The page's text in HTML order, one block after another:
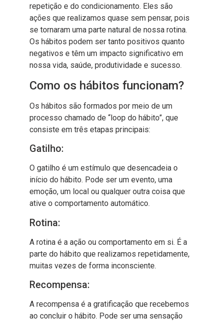
repetição e do condicionamento. Eles são
ações que realizamos quase sem pensar, pois
se tornaram uma parte natural de nossa rotina.
Os hábitos podem ser tanto positivos quanto
negativos e têm um impacto significativo em
nossa vida, saúde, produtividade e sucesso.
Como os hábitos funcionam?
Os hábitos são formados por meio de um
processo chamado de “loop do hábito”, que
consiste em três etapas principais:
Gatilho:
O gatilho é um estímulo que desencadeia o
início do hábito. Pode ser um evento, uma
emoção, um local ou qualquer outra coisa que
ative o comportamento automático.
Rotina:
A rotina é a ação ou comportamento em si. É a
parte do hábito que realizamos repetidamente,
muitas vezes de forma inconsciente.
Recompensa:
A recompensa é a gratificação que recebemos
ao concluir o hábito. Pode ser uma sensação